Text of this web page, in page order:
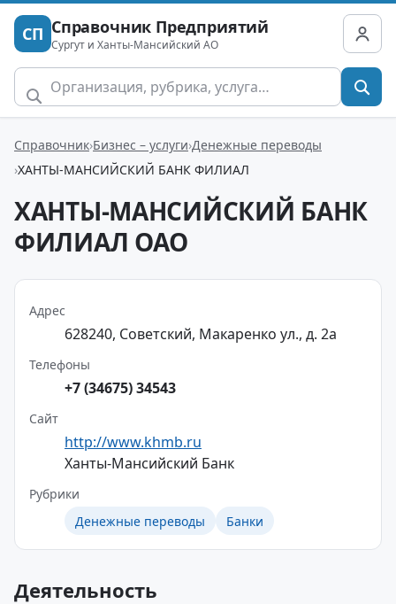
СП Справочник Предприятий
Сургут и Ханты-Мансийский АО
Справочник Бизнес – услуги Денежные переводы
ХАНТЫ-МАНСИЙСКИЙ БАНК ФИЛИАЛ
ХАНТЫ-МАНСИЙСКИЙ БАНК
ФИЛИАЛ ОАО
Адрес
628240, Советский, Макаренко ул., д. 2а
Телефоны
+7 (34675) 34543
Сайт
http://www.khmb.ru
Ханты-Мансийский Банк
Рубрики
Денежные переводы
Банки
Деятельность